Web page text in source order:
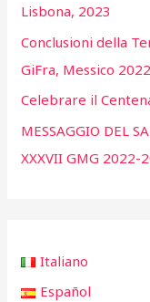
Lisbona, 2023
Conclusioni della
GiFra, Messico 2022
Celebrare il
MESSAGGIO DEL
XXXVII GMG 2022-
Italiano
Español